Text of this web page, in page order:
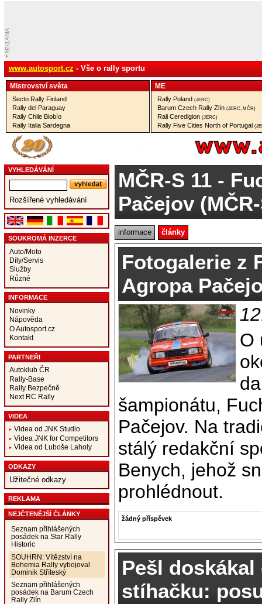
www.autosport.cz - Vše o rally sportu
Mistrovství­ světa
Secto Rally Finland
Rally del Paraguay
Rally Chile Biobío
Rally Italia Sardegna
ME
Rally Poland (JERC)
Barum Czech Rally Zlín (JERC, MČR)
Rali Ceredigion (JERC)
Rally Five Cities North of Portugal
VYHLEDÁVÁNÍ
Rozšířené vyhledávání
SOUKROMÁ INZERCE
Auto/Moto
Díly/Servis
Služby
Různé
INFORMACE
Novinky
Nápověda
O Autosport.cz
Kontakt
PARTNEŘI
Autoklub ČR
Rally-Base
Rally Bezpečně
Next RC Rally
VIDEA
Videa od JNK Studio
Videa JNK for Competitors
Videa od Luboše Laholy
ODKAZY
Užitečné odkazy
REKLAMA
NEJČTENĚJŠÍ ČLÁNKY
Seznam přihlášených
posádek na Star Rally
Historic
SOUHRN: Vítězství na
Bohemia Rally vybojoval
Dominik Stříteský
Seznam přihlášených
posádek na Barum Czech
Rally Zlín
MČR-S 11-
Pačejov
informace články
Fotogalerie z
Agropa
O
šampionátu,
Pačejov. Na
stálý redakční
Benych, jehož
prohlédnout.
žádný příspěvek
Pešl
stíhačku: